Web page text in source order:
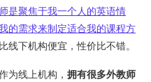
是聚焦于我一个人的英语情
的需求来制定适合我的课程方
线下机构便宜，性价比不错。
为线上机构， 拥有很多外教师